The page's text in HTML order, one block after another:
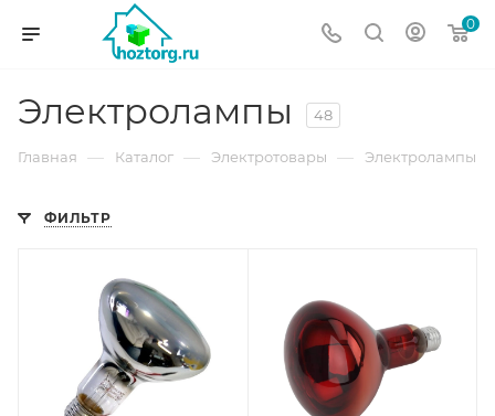
0
Электролампы 48
Главная — Каталог — Электротовары — Электролампы
ФИЛЬТР